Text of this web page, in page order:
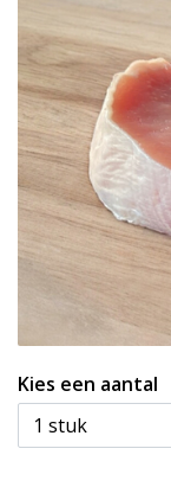
Kies een aantal